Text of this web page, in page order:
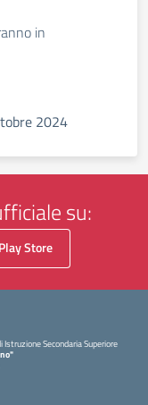
in
2024
su:
Play Store
Secondaria Superiore
pagina iniziale della scuola